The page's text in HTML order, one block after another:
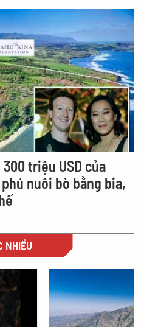
triệu USD của
nuôi bò bằng bia,
NHIỀU